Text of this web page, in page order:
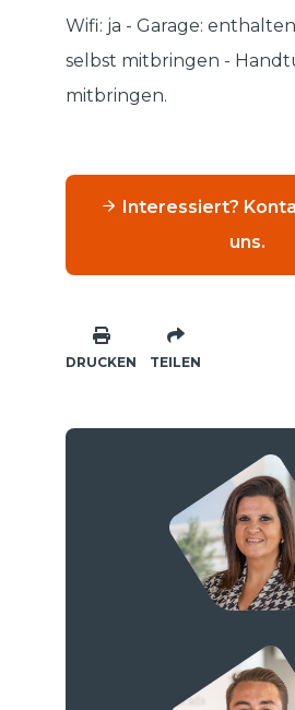
Wifi: ja - Garage:
selbst mitbringen -
mitbringen.
uns.
DRUCKEN TEILEN